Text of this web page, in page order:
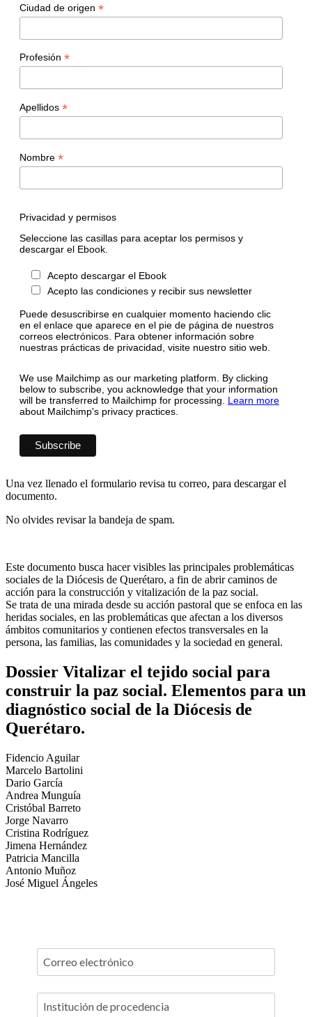
Ciudad de origen *
Profesión *
Apellidos *
Nombre *
Privacidad y permisos
Seleccione las casillas para aceptar los permisos y
descargar el Ebook.
Acepto descargar el Ebook
Acepto las condiciones y recibir sus newsletter
Puede desuscribirse en cualquier momento haciendo clic
en el enlace que aparece en el pie de página de nuestros
correos electrónicos. Para obtener información sobre
nuestras prácticas de privacidad, visite nuestro sitio web.
We use Mailchimp as our marketing platform. By clicking
below to subscribe, you acknowledge that your information
will be transferred to Mailchimp for processing. Learn more
about Mailchimp's privacy practices.
Una vez llenado el formulario revisa tu correo, para descargar el
documento.
No olvides revisar la bandeja de spam.
Este documento busca hacer visibles las principales problemáticas
sociales de la Diócesis de Querétaro, a fin de abrir caminos de
acción para la construcción y vitalización de la paz social.
Se trata de una mirada desde su acción pastoral que se enfoca en las
heridas sociales, en las problemáticas que afectan a los diversos
ámbitos comunitarios y contienen efectos transversales en la
persona, las familias, las comunidades y la sociedad en general.
Dossier Vitalizar el tejido social para
construir la paz social. Elementos para un
diagnóstico social de la Diócesis de
Querétaro.
Fidencio Aguilar
Marcelo Bartolini
Dario García
Andrea Munguía
Cristóbal Barreto
Jorge Navarro
Cristina Rodríguez
Jimena Hernández
Patricia Mancilla
Antonio Muñoz
José Miguel Ángeles